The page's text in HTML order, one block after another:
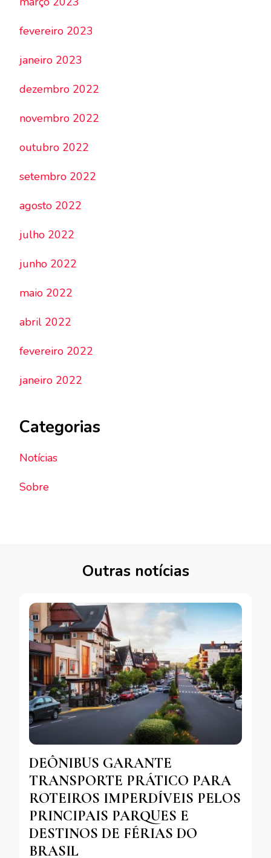
fevereiro 2023
janeiro 2023
dezembro 2022
novembro 2022
outubro 2022
setembro 2022
agosto 2022
julho 2022
junho 2022
maio 2022
abril 2022
fevereiro 2022
janeiro 2022
Categorias
Notícias
Sobre
Outras notícias
DEÔNIBUS GARANTE
TRANSPORTE PRÁTICO PARA
ROTEIROS IMPERDÍVEIS PELOS
PRINCIPAIS PARQUES E
DESTINOS DE FÉRIAS DO
BRASIL